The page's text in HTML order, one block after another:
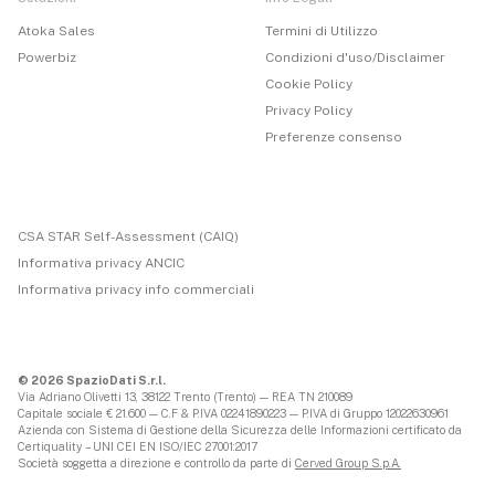
Atoka Sales
Powerbiz
Termini di Utilizzo
Condizioni d'uso/Disclaimer
Cookie Policy
Privacy Policy
Preferenze consenso
CSA STAR Self-Assessment (CAIQ)
Informativa privacy ANCIC
Informativa privacy info commerciali
© 2026 SpazioDati S.r.l.
Via Adriano Olivetti 13, 38122 Trento (Trento) — REA TN 210089
Capitale sociale € 21.600 — C.F & P.IVA 02241890223 — P.IVA di Gruppo 12022630961
Azienda con Sistema di Gestione della Sicurezza delle Informazioni certificato da
Certiquality – UNI CEI EN ISO/IEC 27001:2017
Società soggetta a direzione e controllo da parte di Cerved Group S.p.A.